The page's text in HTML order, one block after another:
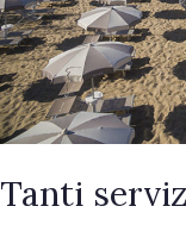
Tanti